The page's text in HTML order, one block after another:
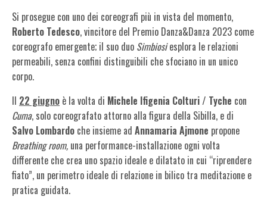
Si prosegue con uno dei coreografi più in vista del momento,
Roberto Tedesco, vincitore del Premio Danza&Danza 2023 come
coreografo emergente; il suo duo Simbiosiesplora le relazioni
permeabili, senza confini distinguibili che sfociano in un unico
corpo.
Il 22 giugno è la volta di Michele Ifigenia Colturi / Tyche con
Cuma, solo coreografato attorno alla figura della Sibilla, e di
Salvo Lombardo che insieme adAnnamaria Ajmone propone
Breathing room, una performance-installazione ogni volta
differente che crea uno spazio ideale e dilatato in cui “riprendere
fiato”, un perimetro ideale di relazione in bilico tra meditazione e
pratica guidata.